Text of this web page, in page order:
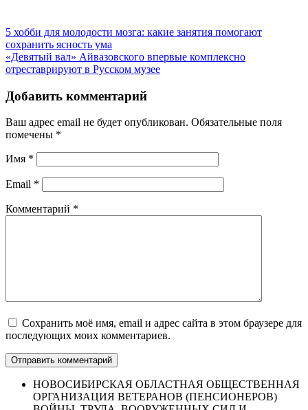
5 хобби для молодости мозга: какие занятия помогают
сохранить ясность ума
«Девятый вал» Айвазовского впервые комплексно
отреставрируют в Русском музее
Добавить комментарий
Ваш адрес email не будет опубликован. Обязательные поля
помечены *
Имя *
Email *
Комментарий *
Сохранить моё имя, email и адрес сайта в этом браузере для
последующих моих комментариев.
НОВОСИБИРСКАЯ ОБЛАСТНАЯ ОБЩЕСТВЕННАЯ
ОРГАНИЗАЦИЯ ВЕТЕРАНОВ (ПЕНСИОНЕРОВ)